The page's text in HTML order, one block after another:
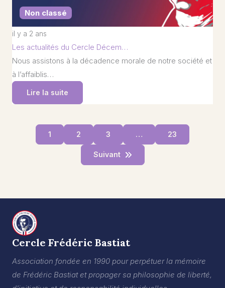
Non classé
il y a 2 ans
Les actualités du Cercle Décem…
Nous assistons à la décadence morale de notre société et
à l’affaiblis…
Lire la suite
1 2 3 … 23
Suivant
Cercle Frédéric Bastiat
Association fondée en 1990 pour perpétuer la mémoire
de Frédéric Bastiat et propager sa philosophie de liberté,